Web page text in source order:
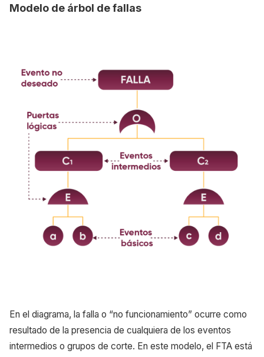
Modelo de árbol de fallas
En el diagrama, la falla o “no funcionamiento” ocurre como
resultado de la presencia de cualquiera de los eventos
intermedios o grupos de corte. En este modelo, el FTA está